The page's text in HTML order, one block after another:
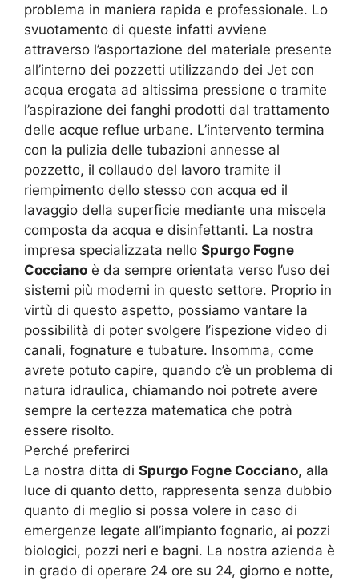
problema in maniera rapida e professionale. Lo
svuotamento di queste infatti avviene
attraverso l’asportazione del materiale presente
all’interno dei pozzetti utilizzando dei Jet con
acqua erogata ad altissima pressione o tramite
l’aspirazione dei fanghi prodotti dal trattamento
delle acque reflue urbane. L’intervento termina
con la pulizia delle tubazioni annesse al
pozzetto, il collaudo del lavoro tramite il
riempimento dello stesso con acqua ed il
lavaggio della superficie mediante una miscela
composta da acqua e disinfettanti. La nostra
impresa specializzata nello Spurgo Fogne
Cocciano è da sempre orientata verso l’uso dei
sistemi più moderni in questo settore. Proprio in
virtù di questo aspetto, possiamo vantare la
possibilità di poter svolgere l’ispezione video di
canali, fognature e tubature. Insomma, come
avrete potuto capire, quando c’è un problema di
natura idraulica, chiamando noi potrete avere
sempre la certezza matematica che potrà
essere risolto.
Perché preferirci
La nostra ditta di Spurgo Fogne Cocciano, alla
luce di quanto detto, rappresenta senza dubbio
quanto di meglio si possa volere in caso di
emergenze legate all’impianto fognario, ai pozzi
biologici, pozzi neri e bagni. La nostra azienda è
in grado di operare 24 ore su 24, giorno e notte,